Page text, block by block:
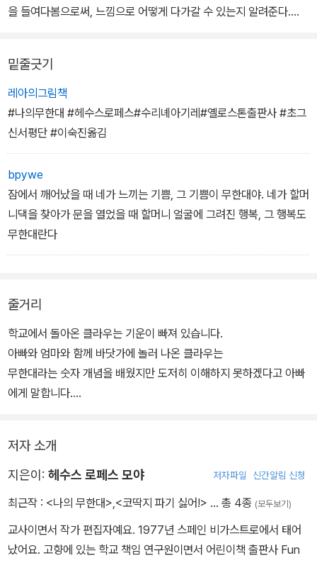
을 들여다봄으로써, 느낌으로 어떻게 다가갈 수 있는지 알려준다.
노력해도 무한대가 무엇인지 알 수가 없었다. 함께 바닷가에 놀러 나
간 클라우에게 아빠와 엄마는 끈질기게 무한대가 무엇인지 설명해 주
는데….
밑줄긋기
레아의그림책
#나의무한대 #헤수스로페스#수리녜아기레#옐로스톤출판사 #초그
신서평단 #이숙진옮김
bpywe
잠에서 깨어났을 때 네가 느끼는 기쁨, 그 기쁨이 무한대야. 네가 할머
니댁을 찾아가 문을 열었을 때 할머니 얼굴에 그려진 행복, 그 행복도
무한대란다
줄거리
학교에서 돌아온 클라우는 기운이 빠져 있습니다.
아빠와 엄마와 함께 바닷가에 놀러 나온 클라우는
무한대라는 숫자 개념을 배웠지만 도저히 이해하지 못하겠다고 아빠
에게 말합니다.
하지만 굳이 셀 필요가 없는 수를 아빠는 마음을 예로 들어 설명합니
다.
저자 소개
지은이: 헤수스 로페스 모야 저자파일 신간알림 신청
최근작 : <나의 무한대>,<코딱지 파기 싫어!> … 총 4종 (모두보기)
교사이면서 작가 편집자예요. 1977년 스페인 비가스트로에서 태어
났어요. 고향에 있는 학교 책임 연구원이면서 어린이책 출판사 Fun